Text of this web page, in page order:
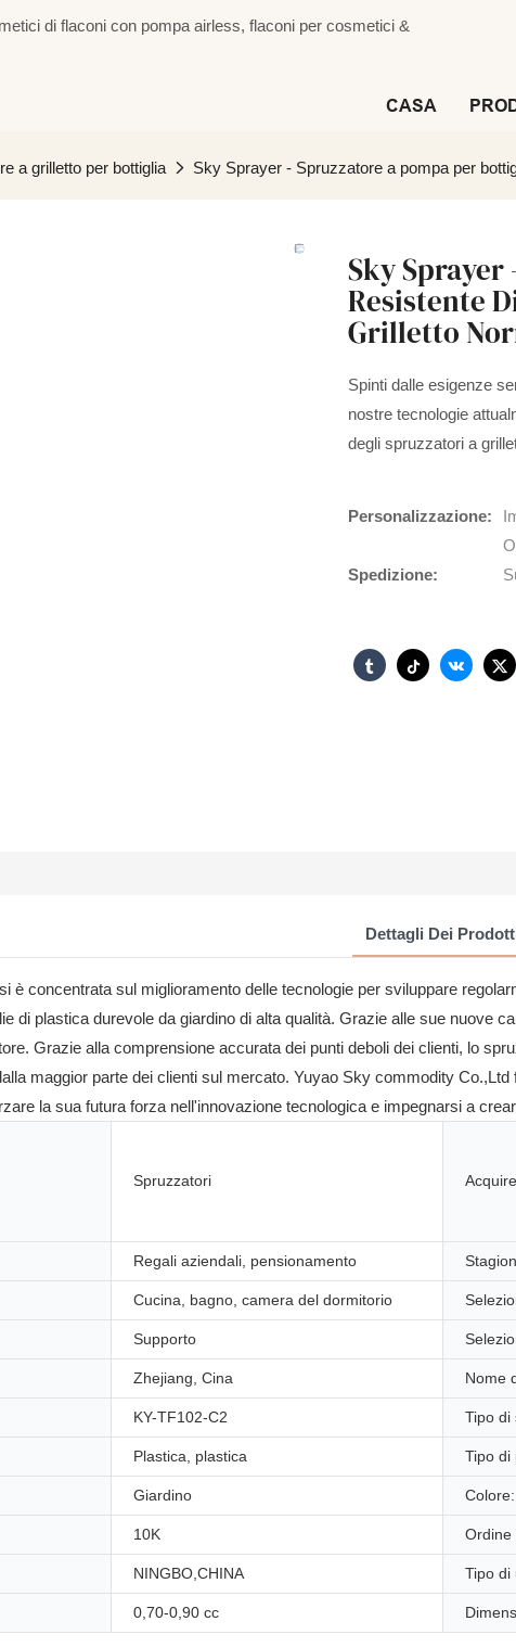
di flaconi con pompa airless, flaconi per cosmetici &
CASA
a grilletto per bottiglia Sky Sprayer - Spruzzatore a pompa per
Sky Sprayer
Resistente
Grilletto
Spinti dalle esigenze
nostre tecnologie
degli spruzzatori a
Personalizzazione:
Spedizione:
Dettagli Dei
è concentrata sul miglioramento delle tecnologie per sviluppare
di plastica durevole da giardino di alta qualità. Grazie alle sue nuove
Grazie alla comprensione accurata dei punti deboli dei clienti, lo
maggior parte dei clienti sul mercato. Yuyao Sky commodity
la sua futura forza nell'innovazione tecnologica e impegnarsi a
Spruzzatori
Regali aziendali, pensionamento
Cucina, bagno, camera del dormitorio
Supporto
Zhejiang, Cina Nome
KY-TF102-C2 Tipo di
Plastica, plastica Tipo di
Giardino Colore:
10K Ordine
NINGBO,CHINA Tipo di
0,70-0,90 cc